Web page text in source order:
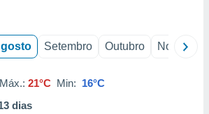
Setembro Outubro Novembro
Máx.: 21°C Min: 16°C
dias